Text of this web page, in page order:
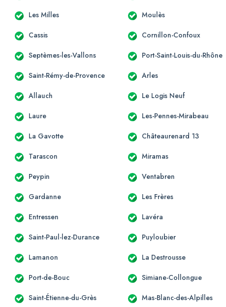
Les Milles Moulès
Cassis Cornillon-Confoux
Septèmes-les-Vallons Port-Saint-Louis-du-Rhône
Saint-Rémy-de-Provence Arles
Allauch Le Logis Neuf
Laure Les-Pennes-Mirabeau
La Gavotte Châteaurenard 13
Tarascon Miramas
Peypin Ventabren
Gardanne Les Frères
Entressen Lavéra
Saint-Paul-lez-Durance Puyloubier
Lamanon La Destrousse
Port-de-Bouc Simiane-Collongue
Saint-Étienne-du-Grès Mas-Blanc-des-Alpilles